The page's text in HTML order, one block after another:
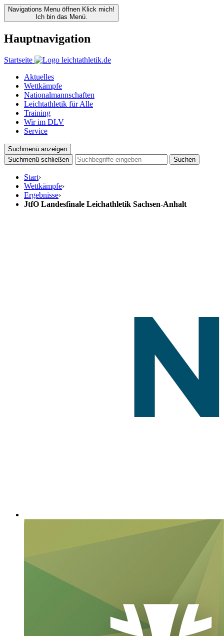
Navigations Menu öffnen Klick mich!
Ich bin das Menü.
Hauptnavigation
Startseite
Aktuelles
Wettkämpfe
Nationalmannschaften
Leichtathletik für Alle
Training
Wir im DLV
Service
Suchmenü anzeigen
Suchmenü schließen
Suchen
Start›
Wettkämpfe›
Ergebnisse›
JtfO Landesfinale Leichathletik Sachsen-Anhalt